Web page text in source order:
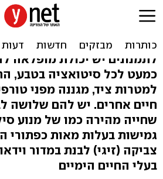
מלך ההסוואה:
לתמנונים יש יכולת מופלאה
כמעט לכל סיטואציה בטבע,
למטרות ציד, מגננה מפני
חיים אחרים. יש להם שלושה
שחייה מהירה כמו של מנוע
גמישות בעלות מאות
צביקה (זיגי) לבנת במדור
בעלי החיים הימיים